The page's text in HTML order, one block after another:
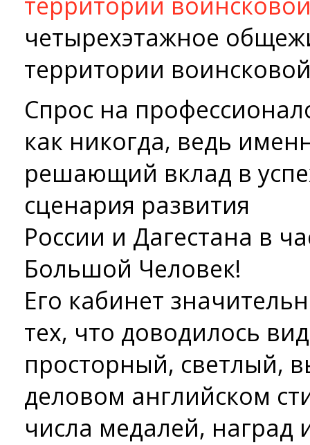
четырехэтажное
территории
Спрос на
как никогда, ведь
решающий вклад в
сценария развития
России и Дагестана в
Большой Человек!
Его кабинет
тех, что доводилось
просторный, светлый,
деловом английском
числа медалей, наград